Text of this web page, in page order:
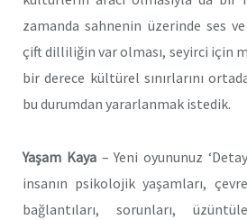
zamanda sahnenin üzerinde ses
çift dilliliğin var olması, seyirci için
bir derece kültürel sınırlarını
bu durumdan yararlanmak istedik.
Yaşam Kaya– Yeni oyununuz
insanın psikolojik yaşamları,
bağlantıları, sorunları,